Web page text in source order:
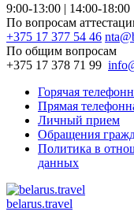
9:00-13:00 | 14:00-18:00
По вопросам
+375 17 377 54 46
По общим вопросам
+375 17 378 71 99
Горячая
Прямая
Личный прием
Обращения
Политика в
данных
belarus.travel